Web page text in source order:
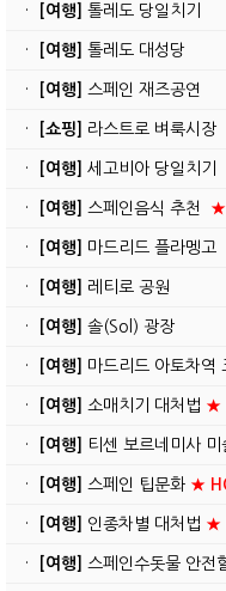
· [여행] 톨레도 당일치기
· [여행] 톨레도 대성당
· [여행] 스페인 재즈공연
· [쇼핑] 라스트로 벼룩시장
· [여행] 세고비아 당일치기
· [여행] 스페인음식 추천 ★
· [여행] 마드리드 플라멩고
· [여행] 레티로 공원
· [여행] 솔(Sol) 광장
· [여행] 마드리드 아토차역
· [여행] 소매치기 대처법 ★
· [여행] 티센 보르네미사 미
· [여행] 스페인 팁문화 ★
· [여행] 인종차별 대처법 ★
· [여행] 스페인수돗물 안전